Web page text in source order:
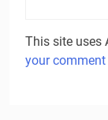
This site uses
your